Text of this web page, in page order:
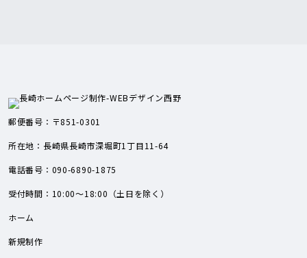
郵便番号：〒851-0301
所在地：長崎県長崎市深堀町1丁目11-64
電話番号：090-6890-1875
受付時間：10:00～18:00（土日を除く）
ホーム
新規制作